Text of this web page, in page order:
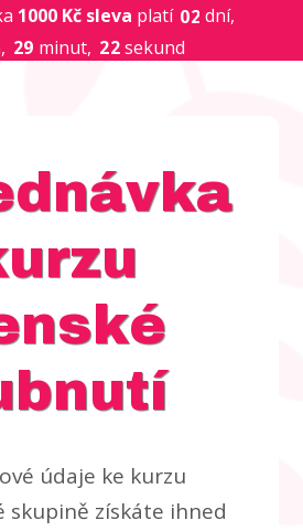
1000 Kč sleva platí 02 dní
29 minut 22 sekund
údaje ke kurzu
skupině získáte ihned